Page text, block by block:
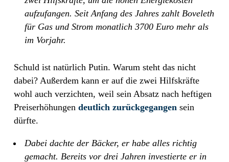
aufzufangen. Seit Anfang des Jahres zahlt Boveleth
für Gas und Strom monatlich 3700 Euro mehr als
im Vorjahr.
Schuld ist natürlich Putin. Warum steht das nicht
dabei? Außerdem kann er auf die zwei Hilfskräfte
wohl auch verzichten, weil sein Absatz nach heftigen
Preiserhöhungen deutlich zurückgegangen sein
dürfte.
Dabei dachte der Bäcker, er habe alles richtig
gemacht. Bereits vor drei Jahren investierte er in